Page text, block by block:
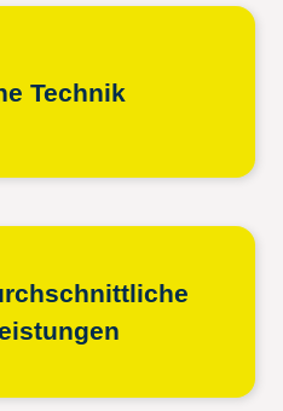
Technik